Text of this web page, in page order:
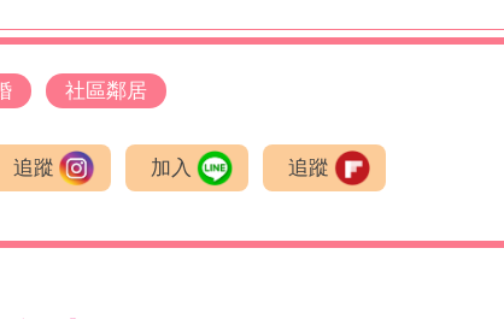
社區鄰居
追蹤 加入 追蹤